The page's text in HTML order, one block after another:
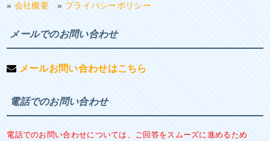
» 会社概要 » プライバシーポリシー
メールでのお問い合わせ
メールお問い合わせはこちら
電話でのお問い合わせ
電話でのお問い合わせについては、ご回答をスムーズに進めるため